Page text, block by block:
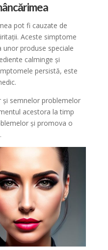
pot fi cauzate de
Aceste simptome
produse speciale
calminge și
persistă, este
semnelor problemelor
acestora la timp
și promova o